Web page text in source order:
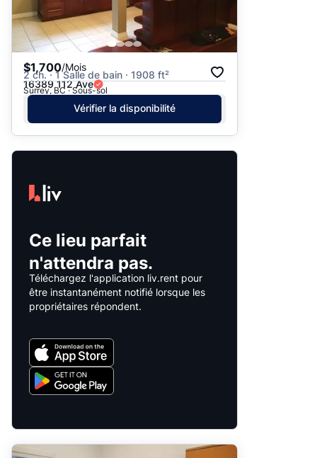
$1,700/Mois
2 ch. · 1 Salle de bain · 1908 ft²
16389 112 Ave
Surrey, BC · Sous-sol
Vérifier la disponibilité
Ce lieu parfait
n'attendra pas.
Téléchargez l'application liv.rent pour
être instantanément notifié lorsque les
propriétaires répondent.